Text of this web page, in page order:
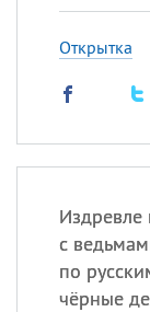
Открытка
Издревле
с
по
чёрные